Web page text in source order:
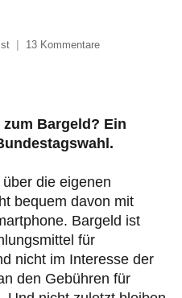
13 Kommentare
Bargeld? Ein
die eigenen
bequem davon mit
Bargeld ist
für
nicht im Interesse der
den Gebühren für